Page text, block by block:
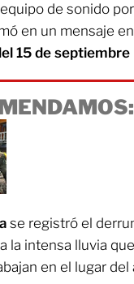
de sonido
en un mensaje
15 de septiembre
se registró el
la intensa lluvia
en el lugar